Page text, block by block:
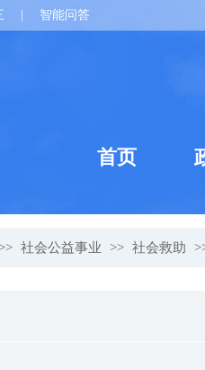
智能问答
首页
社会公益事业 >> 社会救助